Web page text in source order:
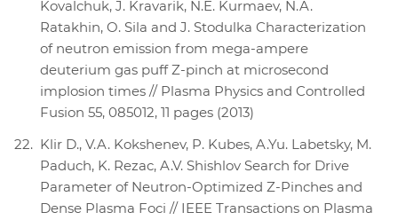
Kovalchuk, J. Kravarik, N.E. Kurmaev, N.A.
Ratakhin, O. Sila and J. Stodulka Characterization
of neutron emission from mega-ampere
deuterium gas puff Z-pinch at microsecond
implosion times // Plasma Physics and Controlled
Fusion 55, 085012, 11 pages (2013)
Klir D., V.A. Kokshenev, P. Kubes, A.Yu. Labetsky, M.
Paduch, K. Rezac, A.V. Shishlov Search for Drive
Parameter of Neutron-Optimized Z-Pinches and
Dense Plasma Foci // IEEE Transactions on Plasma